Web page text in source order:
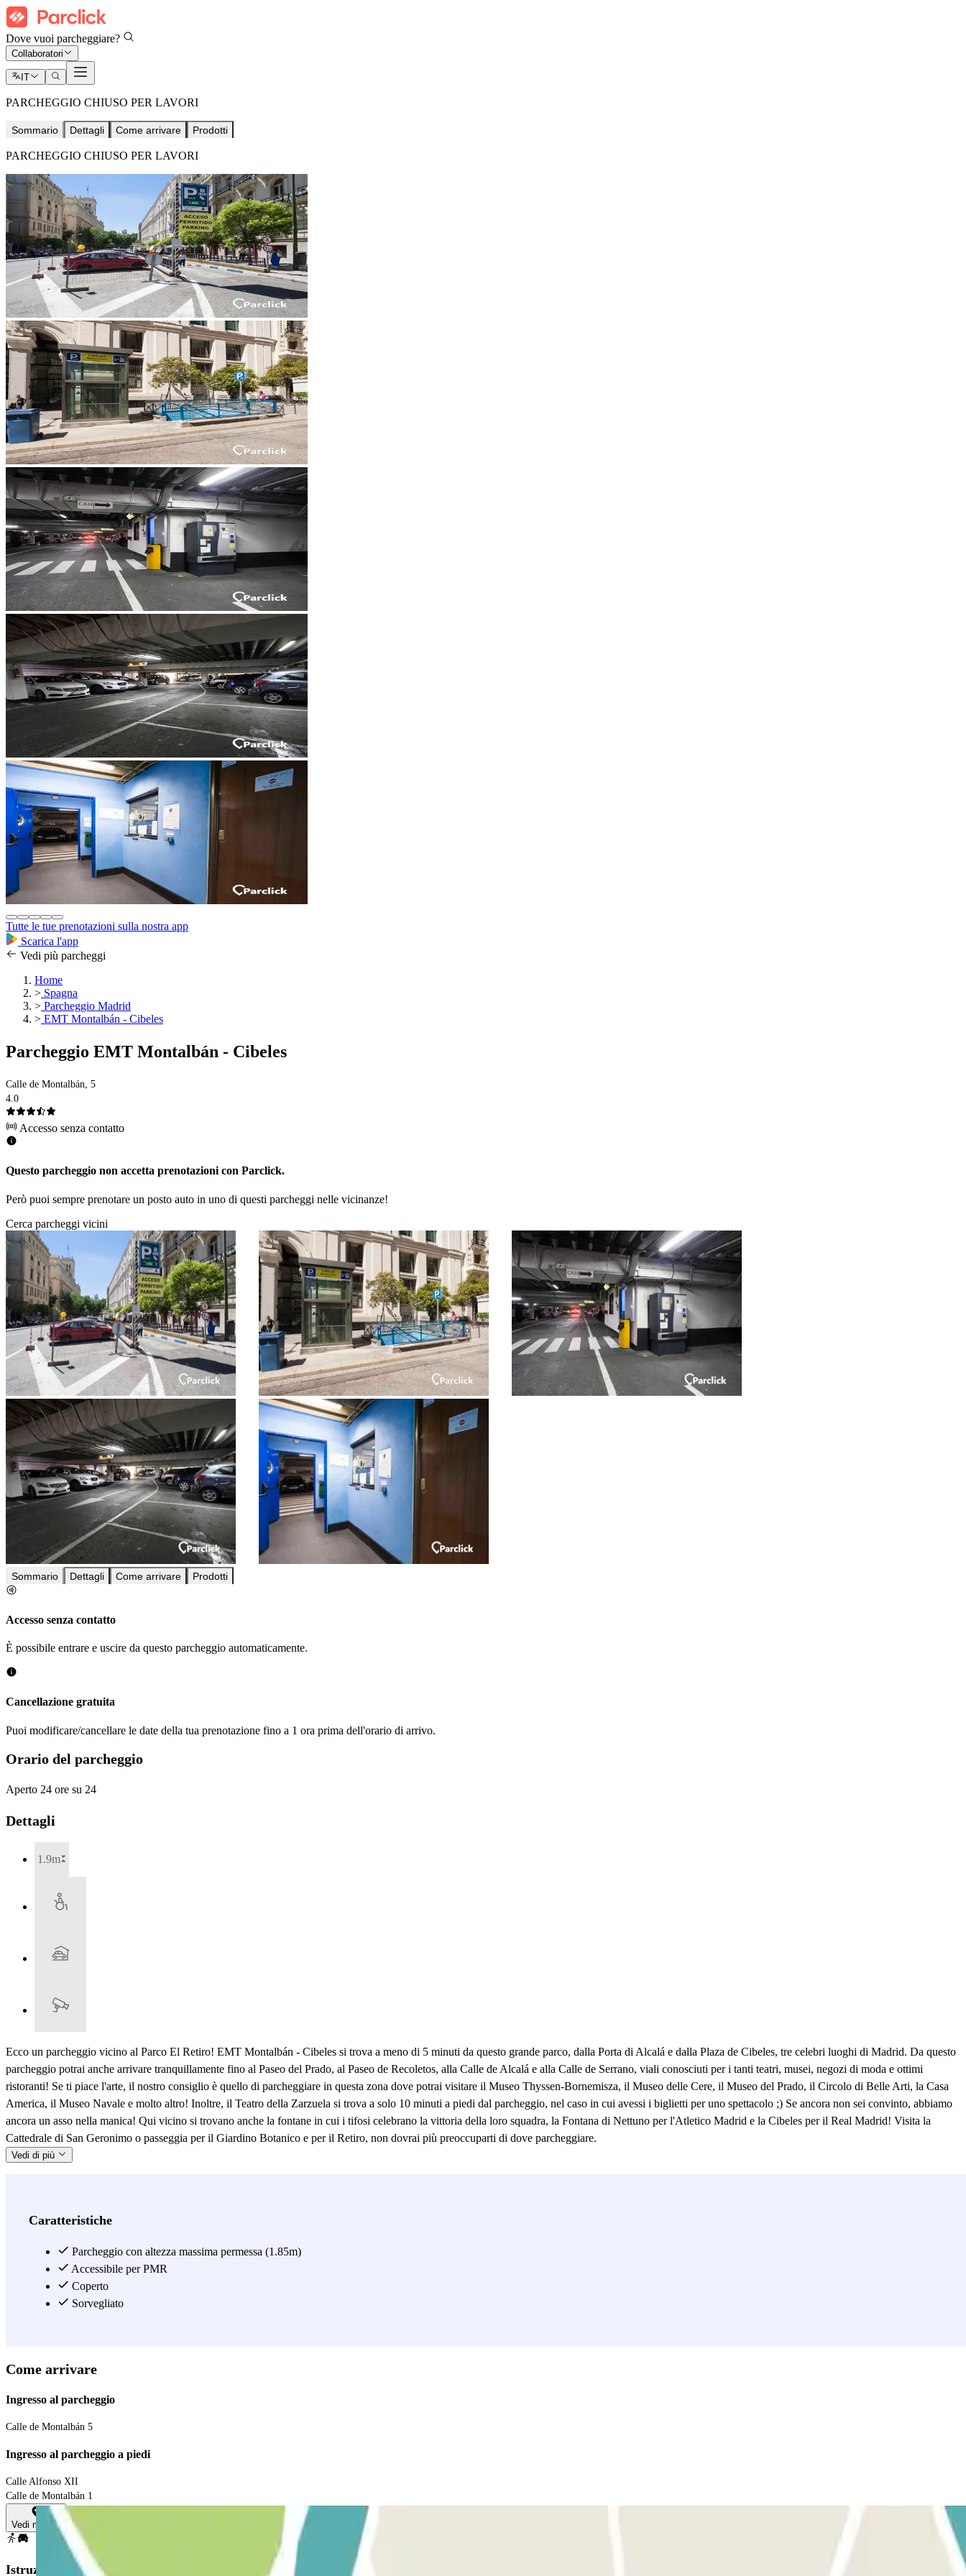
Dove vuoi parcheggiare?
Collaboratori
IT
PARCHEGGIO CHIUSO PER LAVORI
Sommario Dettagli Come arrivare Prodotti
PARCHEGGIO CHIUSO PER LAVORI
Tutte le tue prenotazioni sulla nostra app
Scarica l'app
Vedi più parcheggi
Home
> Spagna
> Parcheggio Madrid
> EMT Montalbán - Cibeles
Parcheggio EMT Montalbán - Cibeles
Calle de Montalbán, 5
4.0
Accesso senza contatto
Questo parcheggio non accetta prenotazioni con Parclick.
Però puoi sempre prenotare un posto auto in uno di questi parcheggi nelle vicinanze!
Cerca parcheggi vicini
Sommario Dettagli Come arrivare Prodotti
Accesso senza contatto
È possibile entrare e uscire da questo parcheggio automaticamente.
Cancellazione gratuita
Puoi modificare/cancellare le date della tua prenotazione fino a 1 ora prima dell'orario di arrivo.
Orario del parcheggio
Aperto 24 ore su 24
Dettagli
1.9m
Ecco un parcheggio vicino al Parco El Retiro! EMT Montalbán - Cibeles si trova a meno di 5 minuti da questo grande parco, dalla Porta di Alcalá e dalla Plaza de Cibeles, tre celebri luoghi di Madrid. Da questo
parcheggio potrai anche arrivare tranquillamente fino al Paseo del Prado, al Paseo de Recoletos, alla Calle de Alcalá e alla Calle de Serrano, viali conosciuti per i tanti teatri, musei, negozi di moda e ottimi
ristoranti! Se ti piace l'arte, il nostro consiglio è quello di parcheggiare in questa zona dove potrai visitare il Museo Thyssen-Bornemisza, il Museo delle Cere, il Museo del Prado, il Circolo di Belle Arti, la Casa
America, il Museo Navale e molto altro! Inoltre, il Teatro della Zarzuela si trova a solo 10 minuti a piedi dal parcheggio, nel caso in cui avessi i biglietti per uno spettacolo ;) Se ancora non sei convinto, abbiamo
ancora un asso nella manica! Qui vicino si trovano anche la fontane in cui i tifosi celebrano la vittoria della loro squadra, la Fontana di Nettuno per l'Atletico Madrid e la Cibeles per il Real Madrid! Visita la
Cattedrale di San Geronimo o passeggia per il Giardino Botanico e per il Retiro, non dovrai più preoccuparti di dove parcheggiare.
Vedi di più
Caratteristiche
Parcheggio con altezza massima permessa (1.85m)
Accessibile per PMR
Coperto
Sorvegliato
Come arrivare
Ingresso al parcheggio
Calle de Montalbán 5
Ingresso al parcheggio a piedi
Calle Alfonso XII
Calle de Montalbán 1
Vedi mappa
Istruzioni